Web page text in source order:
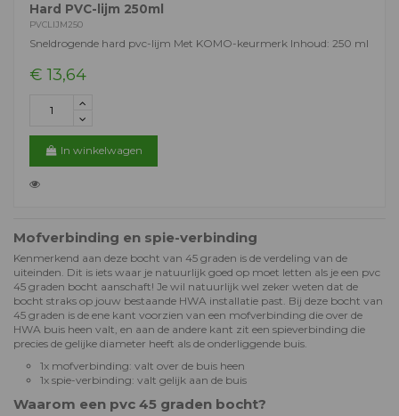
Hard PVC-lijm 250ml
PVCLIJM250
Sneldrogende hard pvc-lijm Met KOMO-keurmerk Inhoud: 250 ml
€ 13,64
In winkelwagen
Mofverbinding en spie-verbinding
Kenmerkend aan deze bocht van 45 graden is de verdeling van de
uiteinden. Dit is iets waar je natuurlijk goed op moet letten als je een pvc
45 graden bocht aanschaft! Je wil natuurlijk wel zeker weten dat de
bocht straks op jouw bestaande HWA installatie past. Bij deze bocht van
45 graden is de ene kant voorzien van een mofverbinding die over de
HWA buis heen valt, en aan de andere kant zit een spieverbinding die
precies de gelijke diameter heeft als de onderliggende buis.
1x mofverbinding: valt over de buis heen
1x spie-verbinding: valt gelijk aan de buis
Waarom een pvc 45 graden bocht?